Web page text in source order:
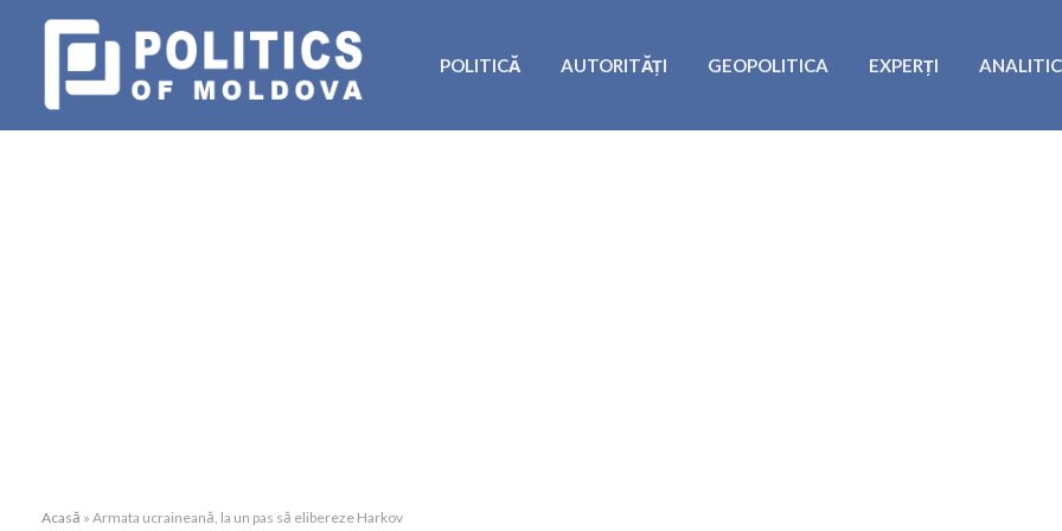
POLITICĂ AUTORITĂȚI GEOPOLITICA EXPERȚI
Acasă » Armata ucraineană, la un pas să elibereze Harkov